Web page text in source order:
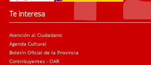
Te interesa
Atención al Ciudadano
Agenda Cultural
Boletín Oficial de la Provincia
Contribuyentes - OAR